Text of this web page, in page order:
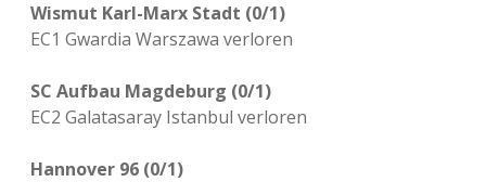
Wismut Karl-Marx Stadt (0/1)
EC1 Gwardia Warszawa verloren
SC Aufbau Magdeburg (0/1)
EC2 Galatasaray Istanbul verloren
Hannover 96 (0/1)